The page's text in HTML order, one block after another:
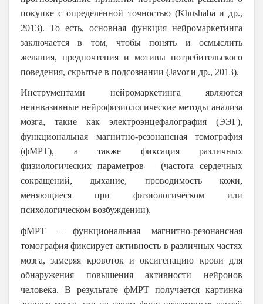
покупке с определённой точностью (Khushaba и др.,
2013). То есть, основная функция нейромаркетинга
заключается в том, чтобы понять и осмыслить
желания, предпочтения и мотивы потребительского
поведения, скрытые в подсознании (Javorи др., 2013).
Инструментами нейромаркетинга являются
неинвазивные нейрофизиологические методы анализа
мозга, такие как электроэнцефалография (ЭЭГ),
функциональная магнитно-резонансная томография
(фМРТ), а также фиксация различных
физиологических параметров – (частота сердечных
сокращений, дыхание, проводимость кожи,
меняющиеся при физиологическом или
психологическом возбуждении).
фМРТ – функциональная магнитно-резонансная
томография фиксирует активность в различных частях
мозга, замеряя кровоток и оксигенацию крови для
обнаружения повышения активности нейронов
человека. В результате фМРТ получается картинка